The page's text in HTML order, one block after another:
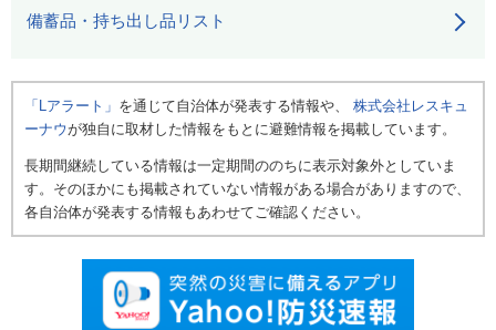
備蓄品・持ち出し品リスト
「Lアラート」 を通じて自治体が発表する情報や、 株式会社レスキュ
ーナウが独自に取材した情報をもとに避難情報を掲載しています。
長期間継続している情報は一定期間ののちに表示対象外としていま
す。そのほかにも掲載されていない情報がある場合がありますので、
各自治体が発表する情報もあわせてご確認ください。